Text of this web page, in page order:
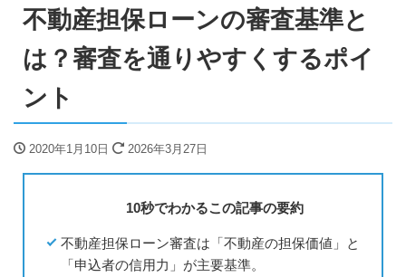
不動産担保ローンの審査基準と
は？審査を通りやすくするポイ
ント
2020年1月10日 2026年3月27日
10秒でわかるこの記事の要約
不動産担保ローン審査は「不動産の担保価値」と
「申込者の信用力」が主要基準。